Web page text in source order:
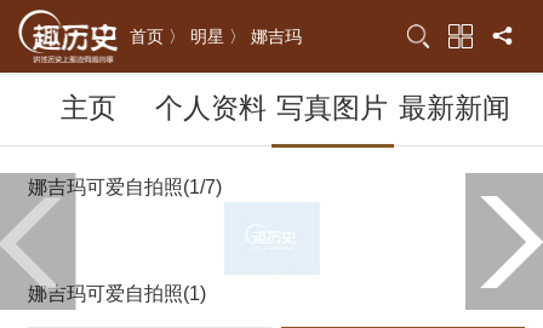
首页 〉 明星 〉 娜吉玛
主页 个人资料 写真图片 最新新闻
娜吉玛可爱自拍照(1/7)
娜吉玛可爱自拍照(1)